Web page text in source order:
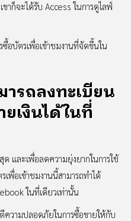
าก็จะได้รับ Access ในการดูไลฟ์
อบัตรเพื่อเข้าชมงานที่จัดขึ้นใน
ารถลงทะเบียน
ยเงินได้ในที่
และเพื่อลดความยุ่งยากในการใช้
พื่อเข้าชมงานนี้สามารถทำได้
ในที่เดียวเท่านั้น
ความปลอดภัยในการซื้อขายให้กับ